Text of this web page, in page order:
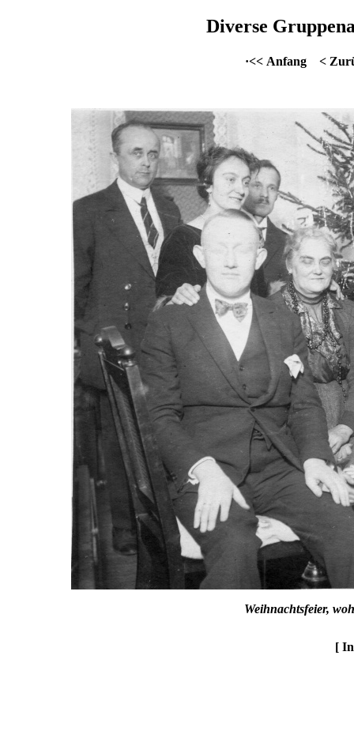
Diverse
·<< Anfang <
Weihnachtsfeier,
[